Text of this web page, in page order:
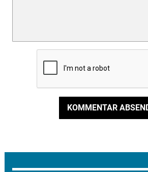
KOMMENTAR